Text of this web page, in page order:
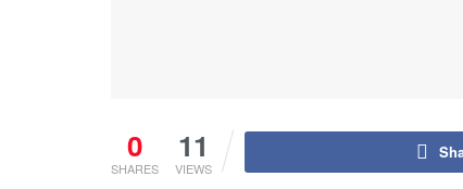
0
SHARES
11
VIEWS